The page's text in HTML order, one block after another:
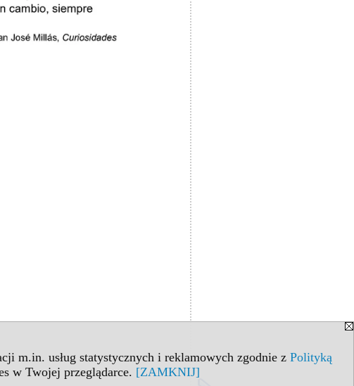
m.in. usług statystycznych i reklamowych zgodnie z Polityką
w Twojej przeglądarce. [ZAMKNIJ]